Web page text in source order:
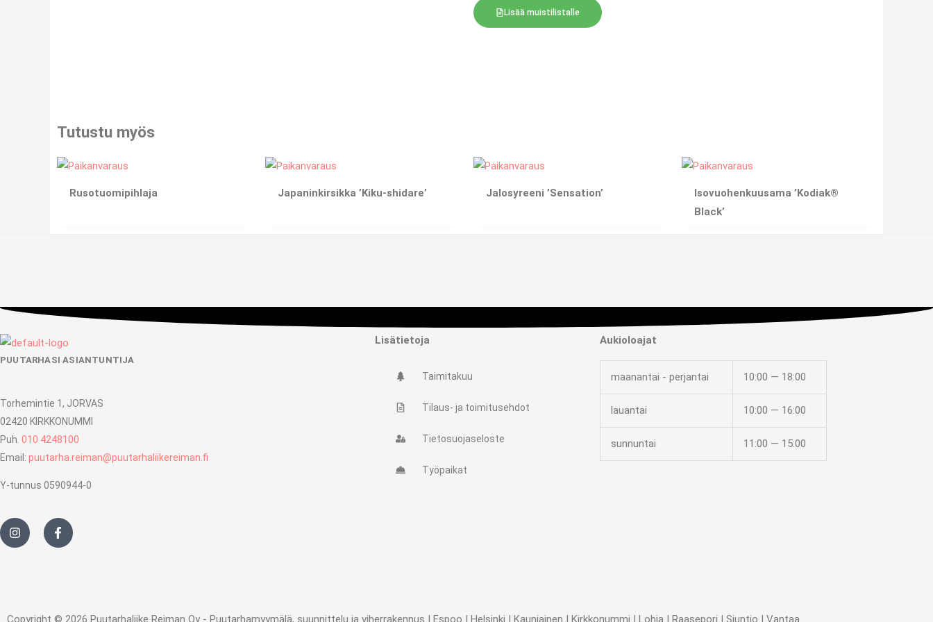
Lisää muistilistalle
Tutustu myös
Rusotuomipihlaja Japaninkirsikka ’Kiku-shidare’ Jalosyreeni ’Sensation’
Isovuohenkuusama ’Kodiak®
Black’
PUUTARHASI ASIANTUNTIJA
Torhemintie 1, JORVAS
02420 KIRKKONUMMI
Puh. 010 4248100
Email: puutarha.reiman@puutarhaliikereiman.fi
Y-tunnus 0590944-0
I
n
s
m
F
a
c
-
Lisätietoja
Taimitakuu
Tilaus- ja toimitusehdot
Tietosuojaseloste
Työpaikat
Aukioloajat
maanantai - perjantai 10:00 — 18:00
lauantai 10:00 — 16:00
sunnuntai 11:00 — 15:00
Copyright © 2026 Puutarhaliike Reiman Oy - Puutarhamyymälä, suunnittelu ja viherrakennus | Espoo | Helsinki | Kauniainen | Kirkkonummi | Lohja | Raasepori | Siuntio | Vantaa